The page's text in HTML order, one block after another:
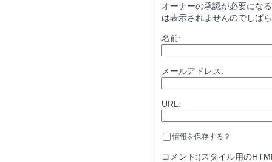
オーナーの承認が必要にな
は表示されませんのでしば
名前:
メールアドレス:
URL:
情報を保存する？
コメント:(スタイル用の